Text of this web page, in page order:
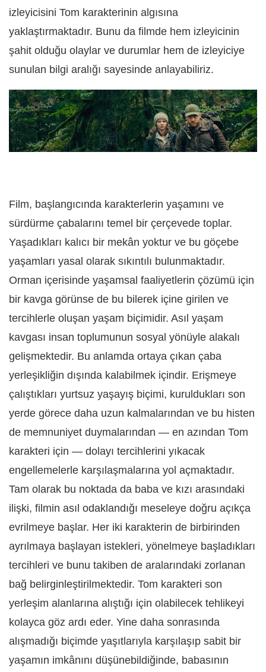
izleyicisini Tom karakterinin algısına
yaklaştırmaktadır. Bunu da filmde hem izleyicinin
şahit olduğu olaylar ve durumlar hem de izleyiciye
sunulan bilgi aralığı sayesinde anlayabiliriz.
Film, başlangıcında karakterlerin yaşamını ve
sürdürme çabalarını temel bir çerçevede toplar.
Yaşadıkları kalıcı bir mekân yoktur ve bu göçebe
yaşamları yasal olarak sıkıntılı bulunmaktadır.
Orman içerisinde yaşamsal faaliyetlerin çözümü için
bir kavga görünse de bu bilerek içine girilen ve
tercihlerle oluşan yaşam biçimidir. Asıl yaşam
kavgası insan toplumunun sosyal yönüyle alakalı
gelişmektedir. Bu anlamda ortaya çıkan çaba
yerleşikliğin dışında kalabilmek içindir. Erişmeye
çalıştıkları yurtsuz yaşayış biçimi, kuruldukları son
yerde görece daha uzun kalmalarından ve bu histen
de memnuniyet duymalarından — en azından Tom
karakteri için — dolayı tercihlerini yıkacak
engellemelerle karşılaşmalarına yol açmaktadır.
Tam olarak bu noktada da baba ve kızı arasındaki
ilişki, filmin asıl odaklandığı meseleye doğru açıkça
evrilmeye başlar. Her iki karakterin de birbirinden
ayrılmaya başlayan istekleri, yönelmeye başladıkları
tercihleri ve bunu takiben de aralarındaki zorlanan
bağ belirginleştirilmektedir. Tom karakteri son
yerleşim alanlarına alıştığı için olabilecek tehlikeyi
kolayca göz ardı eder. Yine daha sonrasında
alışmadığı biçimde yaşıtlarıyla karşılaşıp sabit bir
yaşamın imkânını düşünebildiğinde, babasının